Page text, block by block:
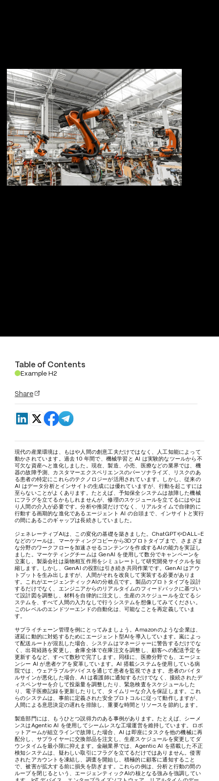
Table of Contents
.Example H2
Share
現代の産業環境は、もはや人間の創意工夫だけではなく、人工知能によって
動かされています。過去 10 年間で、機械学習と AI は実験的なツールから不
可欠な資産へと進化しました。現在、製造、小売、医療などの業界では、機
器の故障予測、カスタマーエクスペリエンスのパーソナライズ、リスクのあ
る患者の特定にこれらのテクノロジーが活用されています。しかし、従来の
AI はデータ分析とインサイトの生成には優れていますが、行動を起こすには
至らないことがよくあります。たとえば、予知保全システムは故障した機械
にフラグを立てるかもしれませんが、修理のスケジュールを立てるにはやは
り人間の介入が必要です。分析や推奨だけでなく、リアルタイムで自律的に
行動する画期的な進化であるエージェント AI の台頭まで、インサイトと実行
の間にあるこのギャップは長続きしていました。
ジェネレーティブAIは、この変化の基礎を築きました。ChatGPTやDALL-E
などのツールは、マーケティングコピーから3Dプロトタイプまで、さまざま
な分野のワークフローを加速させるコンテンツを作成するAIの能力を実証し
ました。マーケティングチームは GenAI を使用して数分でキャンペーンを
立案し、製薬会社は薬物相互作用をシミュレートして研究開発サイクルを短
縮します。しかし、GenAI の役割は引き続き共同作業です。GenAI はアウ
トプットを生み出しますが、人間がそれを改良して実装する必要がありま
す。これがエージェンティックAIの分岐点です。製品のプロトタイプを設計
するだけでなく、エンジニアからのリアルタイムのフィードバックに基づい
て設計図を調整し、材料を自律的に注文し、生産のスケジュールを立てるシ
ステムを、すべて人間の入力なしで行うシステムを想像してみてください。
このレベルのエンドツーエンドの自動化は、可能なことを再定義していま
す。
サプライチェーン管理を例にとってみましょう。Amazonのような企業は、
遅延に動的に対処するためにエージェント型AIを導入しています。嵐によっ
て配送ルートが混乱した場合、システムはマネージャーに警告するだけでな
く、出荷経路を変更し、倉庫全体で在庫注文を調整し、顧客への配送予定を
更新するなど、すべて数秒で完了します。同様に、医療分野でも、エージェ
ンシー AI が患者ケアを変革しています。AI 搭載システムを使用している病
院では、ウェアラブルデバイスを通じて患者を監視できます。患者のバイタ
ルサインが悪化した場合、AI は看護師に通知するだけでなく、接続されたデ
ィスペンサーを介して投薬量を調整したり、緊急検査をスケジュールした
り、電子医療記録を更新したりして、タイムリーな介入を保証します。これ
らのシステムは、事前に定義された安全プロトコルに従って動作しますが、
人間による意思決定の遅れを排除し、重要な時間とリソースを節約します。
製造部門には、もうひとつ説得力のある事例があります。たとえば、シーメ
ンスはAgentic AI を使用してシームレスな工場運営を維持しています。ロボ
ットアームが組立ラインで故障した場合、AI は即座にタスクを他の機械に再
配分し、サプライヤーに交換部品を注文し、生産スケジュールを変更してダ
ウンタイムを最小限に抑えます。金融業界では、Agentic AI を搭載した不正
検知システムは、疑わしい取引にフラグを立てるだけではありません。侵害
されたアカウントを凍結し、調査を開始し、積極的に顧客に通知すること
で、被害が拡大する前に損失を防ぎます。これらの例は、分析と行動の間の
ループを閉じるという、エージェンティックAIの核となる強みを強調してい